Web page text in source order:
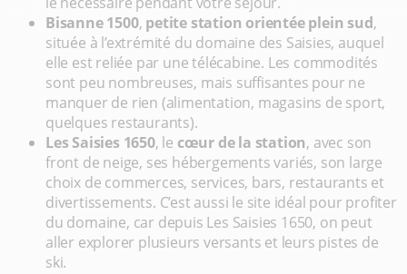
Bisanne 1500, petite station orientée plein sud,
située à l’extrémité du domaine des Saisies, auquel
elle est reliée par une télécabine. Les commodités
sont peu nombreuses, mais suffisantes pour ne
manquer de rien (alimentation, magasins de sport,
quelques restaurants).
Les Saisies 1650, le cœur de la station, avec son
front de neige, ses hébergements variés, son large
choix de commerces, services, bars, restaurants et
divertissements. C’est aussi le site idéal pour profiter
du domaine, car depuis Les Saisies 1650, on peut
aller explorer plusieurs versants et leurs pistes de
ski.